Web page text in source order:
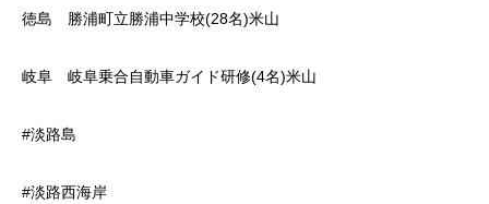
徳島 勝浦町立勝浦中学校(28名)米山
岐阜 岐阜乗合自動車ガイド研修(4名)米山
#淡路島
#淡路西海岸